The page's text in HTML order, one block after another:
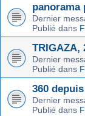
panorama
Dernier
Publié dans
TRIGAZA,
Dernier
Publié dans
360
Dernier
Publié dans